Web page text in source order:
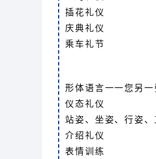
插花礼仪
庆典礼仪
乘车礼节
形体语言一一您另
仪态礼仪
站姿、坐姿、行姿
介绍礼仪
表情训练